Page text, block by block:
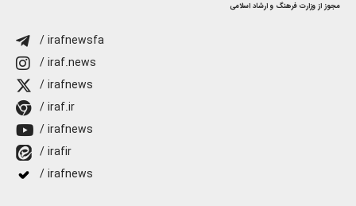
مجوز از وزارت فرهنگ و ارشاد اسلامی
/ irafnewsfa
/ iraf.news
/ irafnews
/ iraf.ir
/ irafnews
/ irafir
/ irafnews